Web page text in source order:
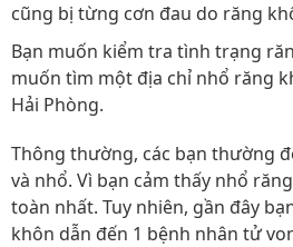
cũng bị từng cơn đau do răng
Bạn muốn kiểm tra tình trạng
muốn tìm một địa chỉ nhổ răng
Hải Phòng.
Thông thường, các bạn thường
và nhổ. Vì bạn cảm thấy nhổ
toàn nhất. Tuy nhiên, gần đây
khôn dẫn đến 1 bệnh nhân tử